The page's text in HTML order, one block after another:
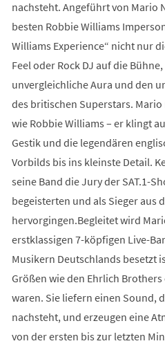
nachsteht. Angeführt von Mario
besten Robbie Williams
Williams Experience“ nicht nur
Feel oder Rock DJ auf die
unvergleichliche Aura und den
des britischen Superstars.
wie Robbie Williams – er klingt
Gestik und die legendären
Vorbilds bis ins kleinste Detail.
seine Band die Jury der SAT.1-
begeisterten und als Sieger aus
hervorgingen.Begleitet wird
erstklassigen 7-köpfigen Live-
Musikern Deutschlands besetzt
Größen wie den Ehrlich
waren. Sie liefern einen Sound,
nachsteht, und erzeugen eine
von der ersten bis zur letzten